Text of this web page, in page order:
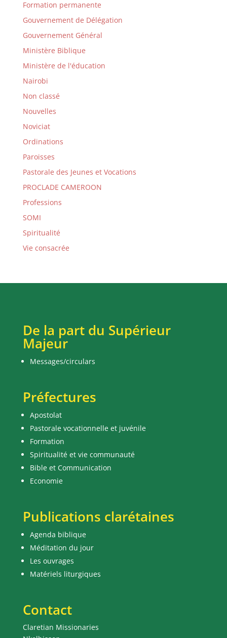
Formation permanente
Gouvernement de Délégation
Gouvernement Général
Ministère Biblique
Ministère de l'éducation
Nairobi
Non classé
Nouvelles
Noviciat
Ordinations
Paroisses
Pastorale des Jeunes et Vocations
PROCLADE CAMEROON
Professions
SOMI
Spiritualité
Vie consacrée
De la part du Supérieur
Majeur
Messages/circulars
Préfectures
Apostolat
Pastorale vocationnelle et juvénile
Formation
Spiritualité et vie communauté
Bible et Communication
Economie
Publications clarétaines
Agenda biblique
Méditation du jour
Les ouvrages
Matériels liturgiques
Contact
Claretian Missionaries